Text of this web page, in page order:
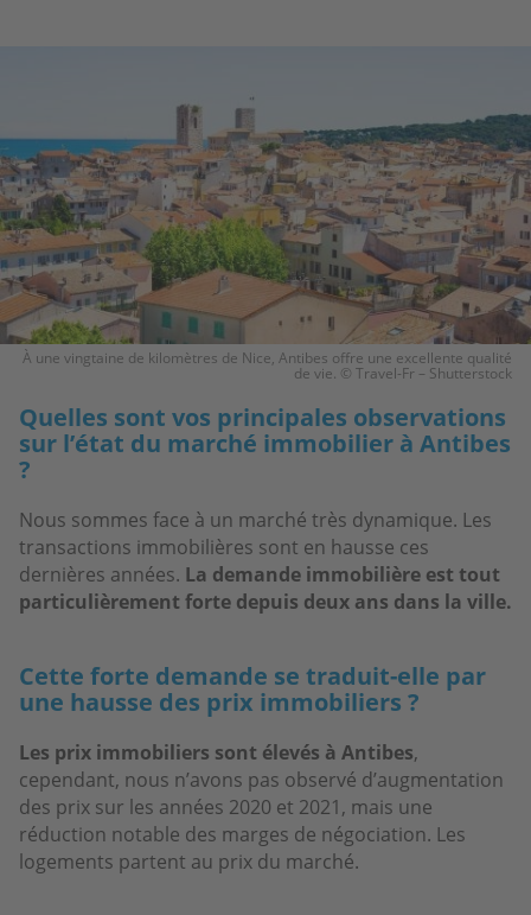
À une vingtaine de kilomètres de Nice, Antibes offre une excellente qualité
de vie. © Travel-Fr – Shutterstock
Quelles sont vos principales observations
sur l’état du marché immobilier à Antibes
?
Nous sommes face à un marché très dynamique. Les
transactions immobilières sont en hausse ces
dernières années. La demande immobilière est tout
particulièrement forte depuis deux ans dans la ville.
Cette forte demande se traduit-elle par
une hausse des prix immobiliers ?
Les prix immobiliers sont élevés à Antibes,
cependant, nous n’avons pas observé d’augmentation
des prix sur les années 2020 et 2021, mais une
réduction notable des marges de négociation. Les
logements partent au prix du marché.